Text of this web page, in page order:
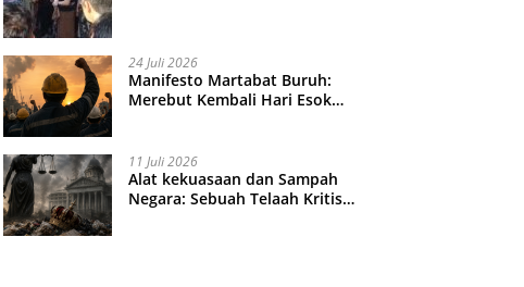
24 Juli 2026
Manifesto Martabat Buruh:
Merebut Kembali Hari Esok
11 Juli 2026
Alat kekuasaan dan Sampah
Negara: Sebuah Telaah Kritis